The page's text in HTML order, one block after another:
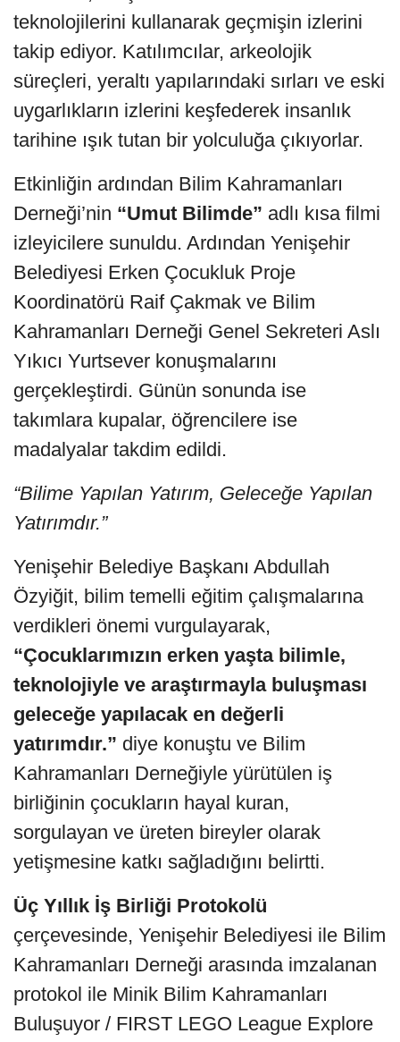
teknolojilerini kullanarak geçmişin izlerini
takip ediyor. Katılımcılar, arkeolojik
süreçleri, yeraltı yapılarındaki sırları ve eski
uygarlıkların izlerini keşfederek insanlık
tarihine ışık tutan bir yolculuğa çıkıyorlar.
Etkinliğin ardından Bilim Kahramanları
Derneği’nin “Umut Bilimde” adlı kısa filmi
izleyicilere sunuldu. Ardından Yenişehir
Belediyesi Erken Çocukluk Proje
Koordinatörü Raif Çakmak ve Bilim
Kahramanları Derneği Genel Sekreteri Aslı
Yıkıcı Yurtsever konuşmalarını
gerçekleştirdi. Günün sonunda ise
takımlara kupalar, öğrencilere ise
madalyalar takdim edildi.
“Bilime Yapılan Yatırım, Geleceğe Yapılan
Yatırımdır.”
Yenişehir Belediye Başkanı Abdullah
Özyiğit, bilim temelli eğitim çalışmalarına
verdikleri önemi vurgulayarak,
“Çocuklarımızın erken yaşta bilimle,
teknolojiyle ve araştırmayla buluşması
geleceğe yapılacak en değerli
yatırımdır.” diye konuştu ve Bilim
Kahramanları Derneğiyle yürütülen iş
birliğinin çocukların hayal kuran,
sorgulayan ve üreten bireyler olarak
yetişmesine katkı sağladığını belirtti.
Üç Yıllık İş Birliği Protokolü
çerçevesinde, Yenişehir Belediyesi ile Bilim
Kahramanları Derneği arasında imzalanan
protokol ile Minik Bilim Kahramanları
Buluşuyor / FIRST LEGO League Explore